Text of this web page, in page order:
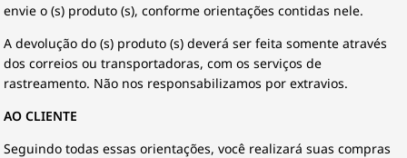
envie o (s) produto (s), conforme orientações contidas nele.
A devolução do (s) produto (s) deverá ser feita somente através
dos correios ou transportadoras, com os serviços de
rastreamento. Não nos responsabilizamos por extravios.
AO CLIENTE
Seguindo todas essas orientações, você realizará suas compras